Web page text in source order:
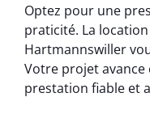
Optez pour une
praticité. La
Hartmannswiller
Votre projet
prestation fiable et